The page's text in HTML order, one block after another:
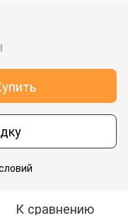
К сравнению